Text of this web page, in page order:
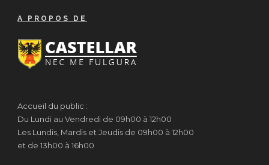
A PROPOS DE
Accueil du public :
Du Lundi au Vendredi de 09h00 à 12h00
Les Lundis, Mardis et Jeudis de 09h00 à 12h00
et de 13h00 à 16h00